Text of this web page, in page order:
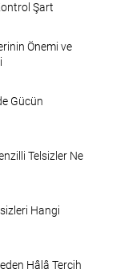
Şart
Önemi ve
Gücün
Telsizler Ne
Hangi
Hâlâ Tercih